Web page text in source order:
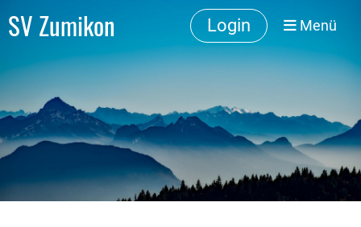
SV Zumikon Login Menü